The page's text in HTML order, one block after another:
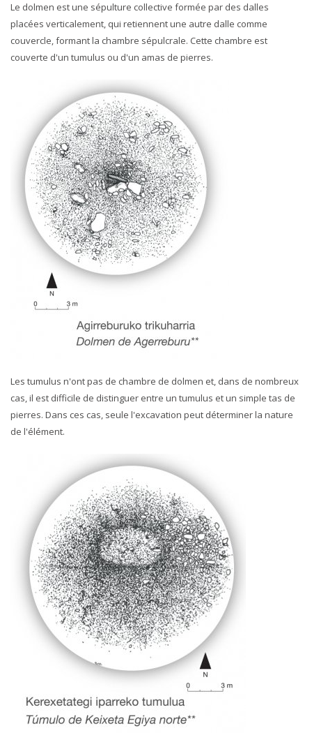
Le dolmen est une sépulture collective formée par des dalles
placées verticalement, qui retiennent une autre dalle comme
couvercle, formant la chambre sépulcrale. Cette chambre est
couverte d'un tumulus ou d'un amas de pierres.
Les tumulus n'ont pas de chambre de dolmen et, dans de nombreux
cas, il est difficile de distinguer entre un tumulus et un simple tas de
pierres. Dans ces cas, seule l'excavation peut déterminer la nature
de l'élément.